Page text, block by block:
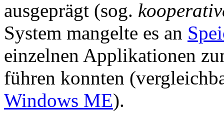
ausgeprägt (sog.
System mangelte es an
einzelnen Applikationen
führen konnten
Windows ME).